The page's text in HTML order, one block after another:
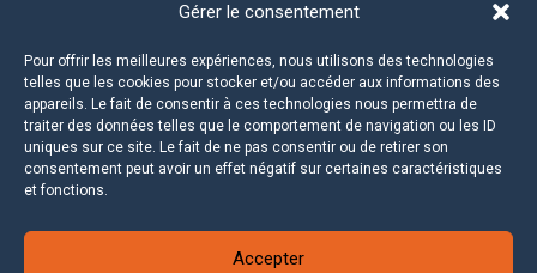
Gérer le consentement
Pour offrir les meilleures expériences, nous utilisons des technologies
telles que les cookies pour stocker et/ou accéder aux informations des
appareils. Le fait de consentir à ces technologies nous permettra de
traiter des données telles que le comportement de navigation ou les ID
uniques sur ce site. Le fait de ne pas consentir ou de retirer son
consentement peut avoir un effet négatif sur certaines caractéristiques
et fonctions.
Accepter
Actions de formation